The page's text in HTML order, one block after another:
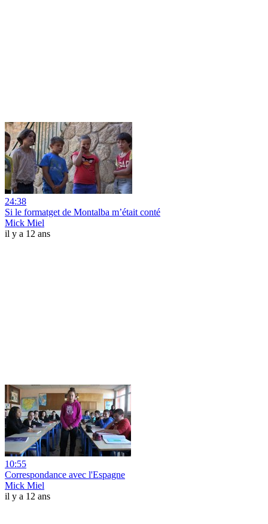
24:38
Si le formatget de Montalba m’était conté
Mick Miel
il y a 12 ans
10:55
Correspondance avec l'Espagne
Mick Miel
il y a 12 ans